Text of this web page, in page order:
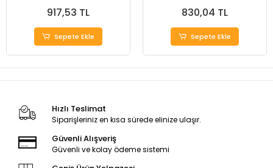
917,53 TL
Sepete Ekle
830,04 TL
Sepete Ekle
Hızlı Teslimat
Siparişleriniz en kısa sürede elinize ulaşır.
Güvenli Alışveriş
Güvenli ve kolay ödeme sistemi